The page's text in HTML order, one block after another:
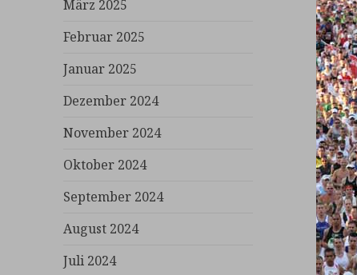
März 2025
Februar 2025
Januar 2025
Dezember 2024
November 2024
Oktober 2024
September 2024
August 2024
Juli 2024